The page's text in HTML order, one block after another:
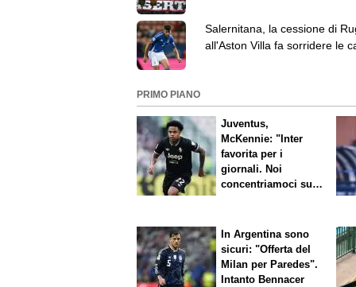
Salernitana, la cessione di
all'Aston Villa fa sorridere le
PRIMO PIANO
Juventus,
McKennie: "Inter
favorita per i
giornali. Noi
concentriamoci sul
In Argentina sono
sicuri: "Offerta del
Milan per Paredes".
Intanto Bennacer